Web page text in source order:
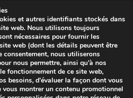
nom, mon e-mail et mon site
pour mon prochain
et autres identifiants stockés dans
web. Nous utilisons toujours
nécessaires pour fournir les
web (dont les détails peuvent être
consentement, nous utiliserons
nous permettre, ainsi qu'à nos
fonctionnement de ce site web,
besoins, d'évaluer la façon dont vous
montrer un contenu promotionnel